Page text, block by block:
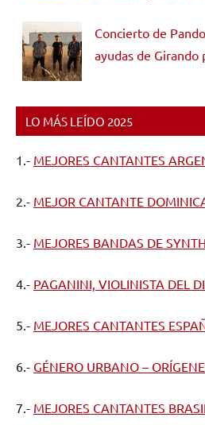
Concierto de
ayudas de Girando
LO MÁS LEÍDO 2025
1.- MEJORES CANTANTES
2.- MEJOR CANTANTE
3.- MEJORES BANDAS DE
4.- PAGANINI, VIOLINISTA DEL
5.- MEJORES CANTANTES
6.- GÉNERO URBANO –
7.- MEJORES CANTANTES